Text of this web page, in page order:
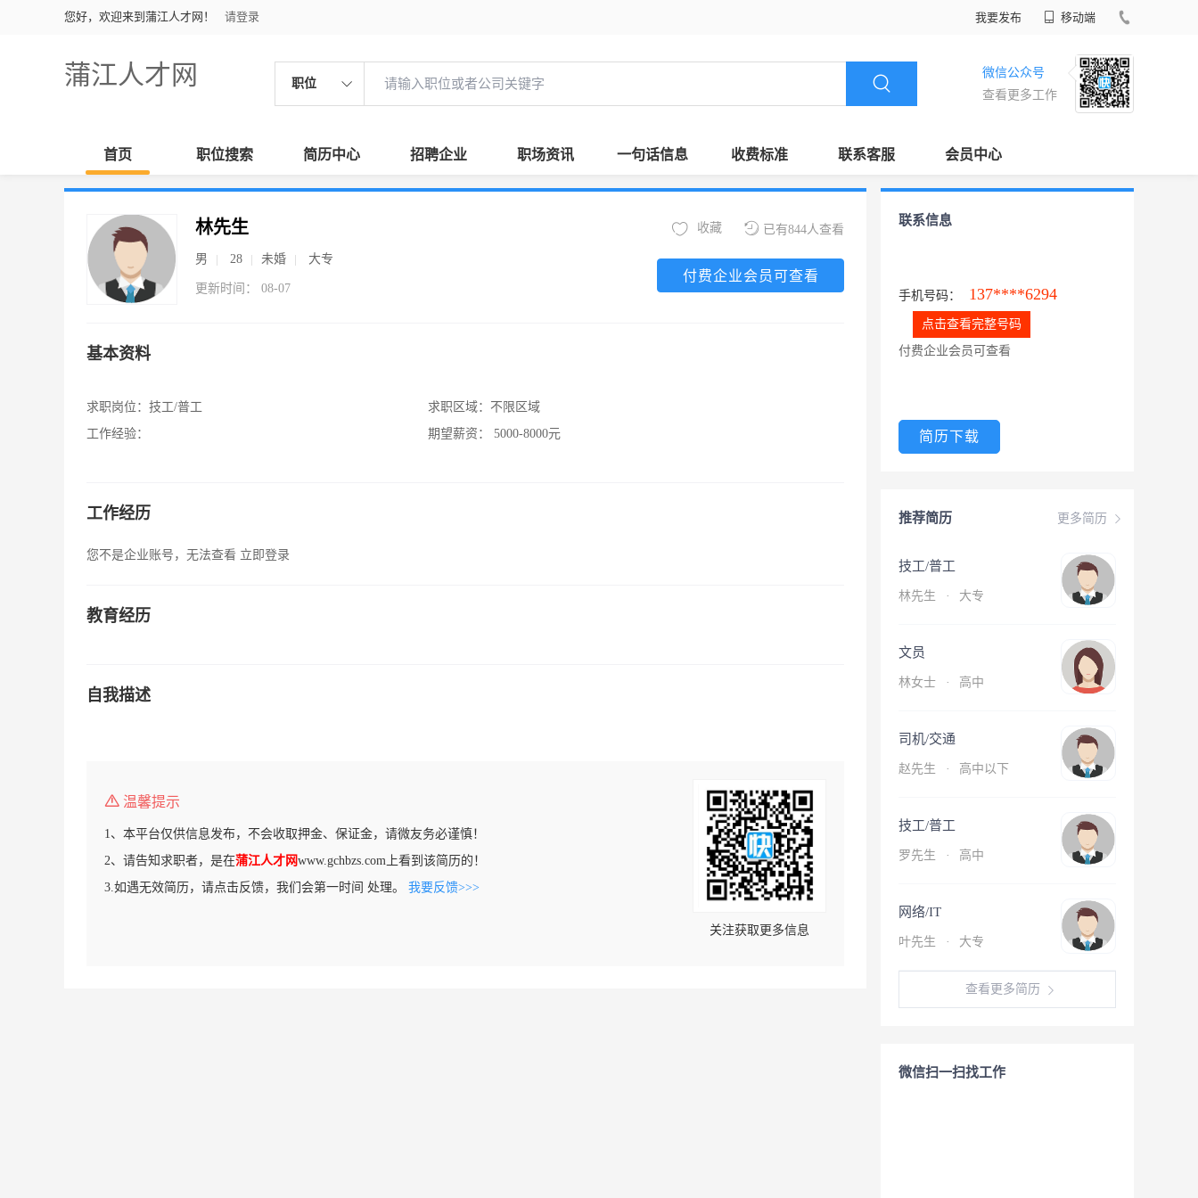
您好，欢迎来到蒲江人才网！ 请登录 我要发布 移动端
蒲江人才网 职位
微信公众号
查看更多工作
首页 职位搜索 简历中心 招聘企业 职场资讯 一句话信息 收费标准 联系客服 会员中心
林先生
男 28 未婚 大专
更新时间： 08-07
已有844人查看
收藏
付费企业会员可查看
基本资料
求职岗位： 技工/普工
工作经验：
求职区域： 不限区域
期望薪资：
5000-8000元
工作经历
您不是企业账号，无法查看 立即登录
教育经历
自我描述
温馨提示
1、本平台仅供信息发布，不会收取押金、保证金，请微友务必谨慎！
2、请告知求职者，是在蒲江人才网www.gchbzs.com上看到该简历的！
3.如遇无效简历，请点击反馈，我们会第一时间 处理。 我要反馈>>>
关注获取更多信息
联系信息
手机号码： 137****6294
点击查看完整号码
付费企业会员可查看
简历下载
更多简历
推荐简历
技工/普工
林先生 · 大专
文员
林女士 · 高中
司机/交通
赵先生 · 高中以下
技工/普工
罗先生 · 高中
网络/IT
叶先生 · 大专
查看更多简历
微信扫一扫找工作